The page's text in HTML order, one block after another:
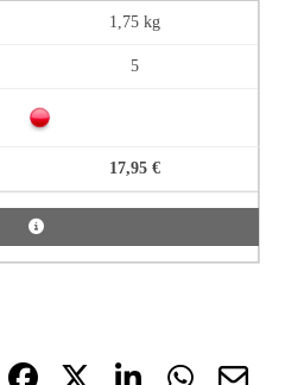
1,75 kg
5
17,95 €